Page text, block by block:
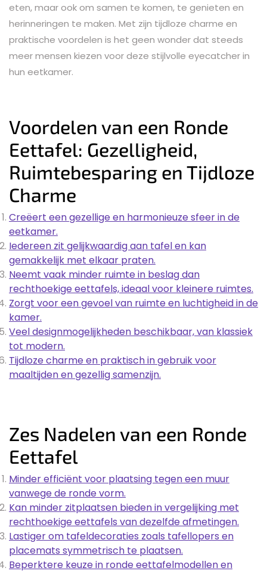
eten, maar ook om samen te komen, te genieten en
herinneringen te maken. Met zijn tijdloze charme en
praktische voordelen is het geen wonder dat steeds
meer mensen kiezen voor deze stijlvolle eyecatcher in
hun eetkamer.
Voordelen van een Ronde
Eettafel: Gezelligheid,
Ruimtebesparing en Tijdloze
Charme
Creëert een gezellige en harmonieuze sfeer in de
eetkamer.
Iedereen zit gelijkwaardig aan tafel en kan
gemakkelijk met elkaar praten.
Neemt vaak minder ruimte in beslag dan
rechthoekige eettafels, ideaal voor kleinere ruimtes.
Zorgt voor een gevoel van ruimte en luchtigheid in de
kamer.
Veel designmogelijkheden beschikbaar, van klassiek
tot modern.
Tijdloze charme en praktisch in gebruik voor
maaltijden en gezellig samenzijn.
Zes Nadelen van een Ronde
Eettafel
Minder efficiënt voor plaatsing tegen een muur
vanwege de ronde vorm.
Kan minder zitplaatsen bieden in vergelijking met
rechthoekige eettafels van dezelfde afmetingen.
Lastiger om tafeldecoraties zoals tafellopers en
placemats symmetrisch te plaatsen.
Beperktere keuze in ronde eettafelmodellen en